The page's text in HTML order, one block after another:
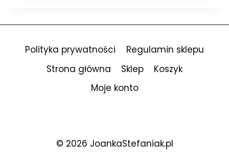
Polityka prywatności
Regulamin sklepu
Strona główna
Sklep
Koszyk
Moje konto
© 2026 JoankaStefaniak.pl